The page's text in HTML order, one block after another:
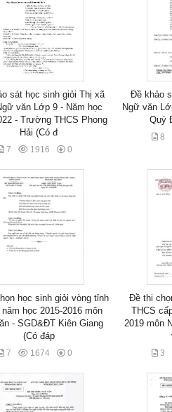
sát học sinh giỏi Thị xã
văn Lớp 9 - Năm học
- Trường THCS Phong
Hải (Có đ
7 1916 0
Đề khảo
Ngữ văn
Quý
8
học sinh giỏi vòng tỉnh
học 2015-2016 môn
- SGD&ĐT Kiên Giang
(Có đáp
7 1674 0
Đề thi
THCS
2019 môn
3